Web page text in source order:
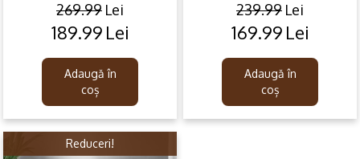
269.99 Lei
Original
was:
269.99lei.
189.99 Lei
Current
is:
189.99lei.
Adaugă în
coș
239.99 Lei
Original
was:
239.99lei.
169.99 Lei
Current
is:
169.99lei.
Adaugă în
coș
Reduceri!